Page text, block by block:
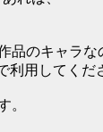
のキャラな
用してくだ
。